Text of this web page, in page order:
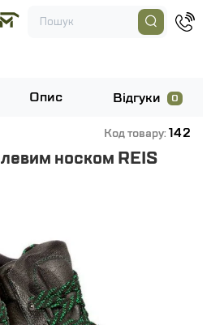
Опис Відгуки 0
Код товару: 142
носком REIS